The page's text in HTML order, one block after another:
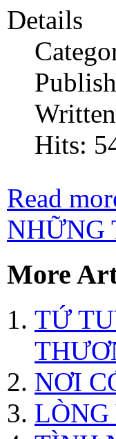
Details
Hits:
Read
NHỮNG
More
TỨ
NƠI